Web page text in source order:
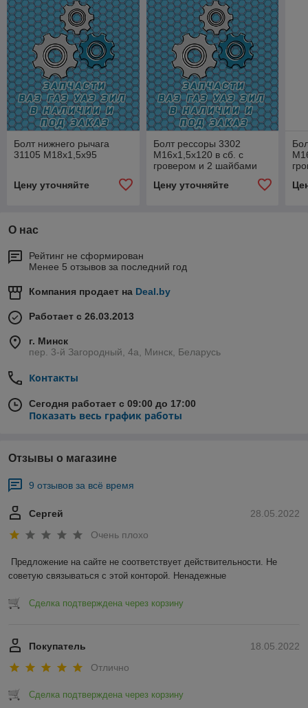
Болт нижнего рычага
31105 М18х1,5х95
Цену уточняйте
Болт рессоры 3302
М16х1,5х120 в сб. с
гровером и 2 шайбами
Цену уточняйте
О нас
Рейтинг не сформирован
Менее 5 отзывов за последний год
Компания продает на Deal.by
Работает с 26.03.2013
г. Минск
пер. 3-й Загородный, 4а, Минск, Беларусь
Контакты
Сегодня работает с 09:00 до 17:00
Показать весь график работы
Отзывы о магазине
9 отзывов за всё время
28.05.2022
Сергей
Очень плохо
Предложение на сайте не соответствует действительности. Не
советую связываться с этой конторой. Ненадежные
Сделка подтверждена через корзину
18.05.2022
Покупатель
Отлично
Сделка подтверждена через корзину